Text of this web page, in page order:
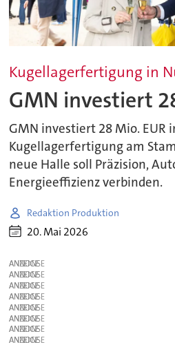
Kugellagerfertigung in
GMN investiert
GMN investiert 28 Mio. EUR
Kugellagerfertigung am
neue Halle soll Präzision,
Energieeffizienz verbinden.
Redaktion Produktion
20. Mai 2026
ANZEIGE
ANZEIGE
ANZEIGE
ANZEIGE
ANZEIGE
ANZEIGE
ANZEIGE
ANZEIGE